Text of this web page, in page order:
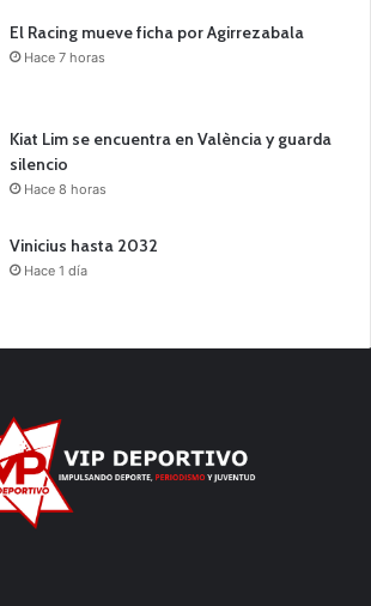
El Racing mueve ficha por Agirrezabala
Hace 7 horas
Kiat Lim se encuentra en València y guarda
silencio
Hace 8 horas
Vinicius hasta 2032
Hace 1 día